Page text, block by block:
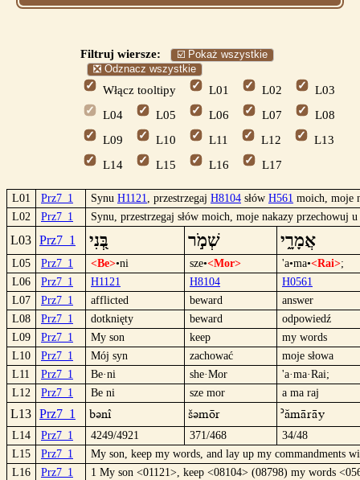
Filtruj wiersze:
☑️ Pokaż wszystkie
❎ Odznacz wszystkie
Włącz tooltipy L01 L02
L03
L04
L05 L06 L07
L08
L09
L10 L11 L12
L13
L14
L15 L16 L17
L01 Prz7_1 Synu H1121, przestrzegaj H8104 słów H561 moich, moje
L02
Prz7_1 Synu, przestrzegaj słów moich, moje nakazy przechowuj
L03 Prz7_1 בְּ֭נִי שְׁמֹ֣ר אֲמָרָ֑י
L05 Prz7_1 <Be>•ni sze•<Mor> 'a•ma•<Rai>;
L06
Prz7_1 H1121 H8104
H0561
L07
Prz7_1 afflicted beward
answer
L08
Prz7_1 dotknięty beward
odpowiedź
L09
Prz7_1 My son keep
my words
L10
Prz7_1 Mój syn zachować
moje słowa
L11
Prz7_1 Be·ni she·Mor
'a·ma·Rai;
L12
Prz7_1 Be ni sze mor a ma raj
L13 Prz7_1 Bünî šümör ´ámäräy
L14 Prz7_1 4249/4921 371/468
34/48
L15
Prz7_1
My son, keep my words, and lay up my commandments
L16
Prz7_1 1 My son <01121>, keep <08104> (08798) my words